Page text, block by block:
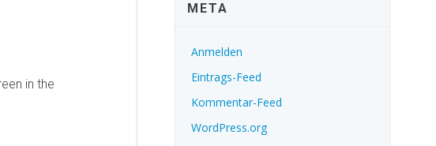
in the
META
Anmelden
Eintrags-Feed
Kommentar-Feed
WordPress.org